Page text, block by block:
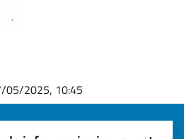
05/2025, 10:45